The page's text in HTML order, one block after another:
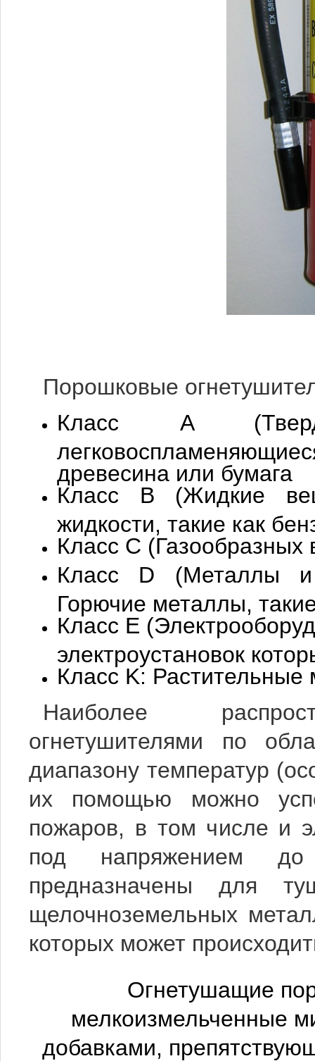
Порошковые
Класс A
древесина или бумага
Класс B (Жидкие
жидкости, такие как
Класс C
Класс D (Металлы и
Горючие металлы,
Класс E
электроустановок
Класс K:
Наиболее
огнетушителями по
диапазону температур
их помощью можно
пожаров, в том числе и
под напряжением
предназначены для
щелочноземельных
которых может
Огнетушащие
мелкоизмельченные
добавками,